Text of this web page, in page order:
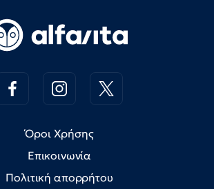
Όροι Χρήσης
Επικοινωνία
Πολιτική απορρήτου